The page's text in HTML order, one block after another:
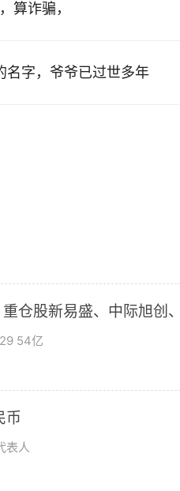
算诈骗，
名字，爷爷已过世多年
仓股新易盛、中际旭创
54亿
币
表人